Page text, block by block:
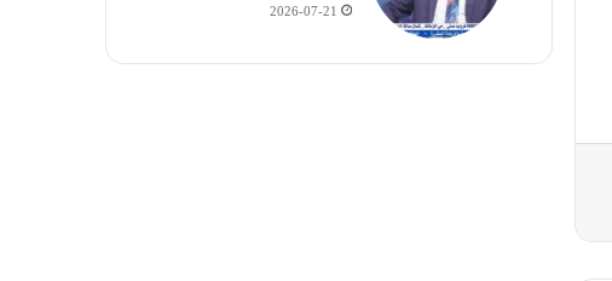
2026-07-21